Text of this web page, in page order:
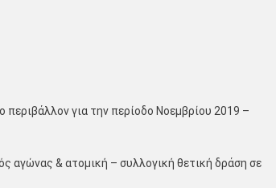
για την περίοδο Νοεμβρίου 2019 –
αγώνας & ατομική – συλλογική θετική δράση σε